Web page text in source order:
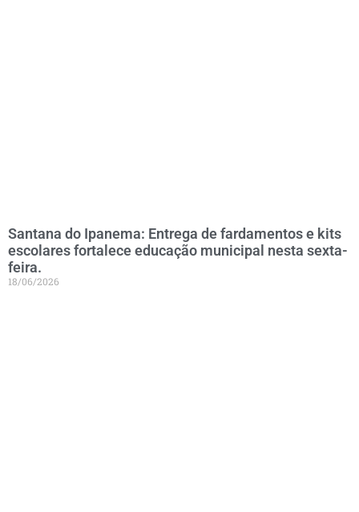
Santana do Ipanema: Entrega de fardamentos e kits
escolares fortalece educação municipal nesta sexta-
feira.
18/06/2026